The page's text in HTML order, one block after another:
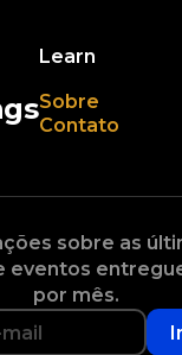
Learn
Sobre
Contato
sobre as
eventos
por mês.